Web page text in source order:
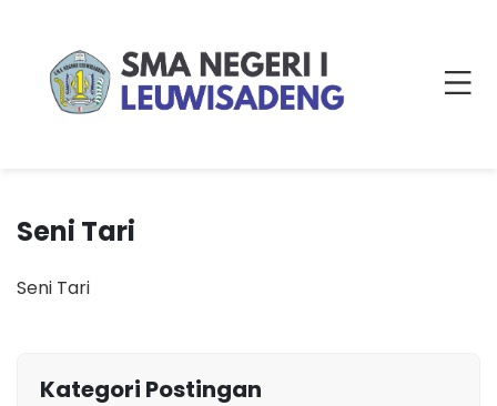
Seni Tari
Seni Tari
Kategori Postingan